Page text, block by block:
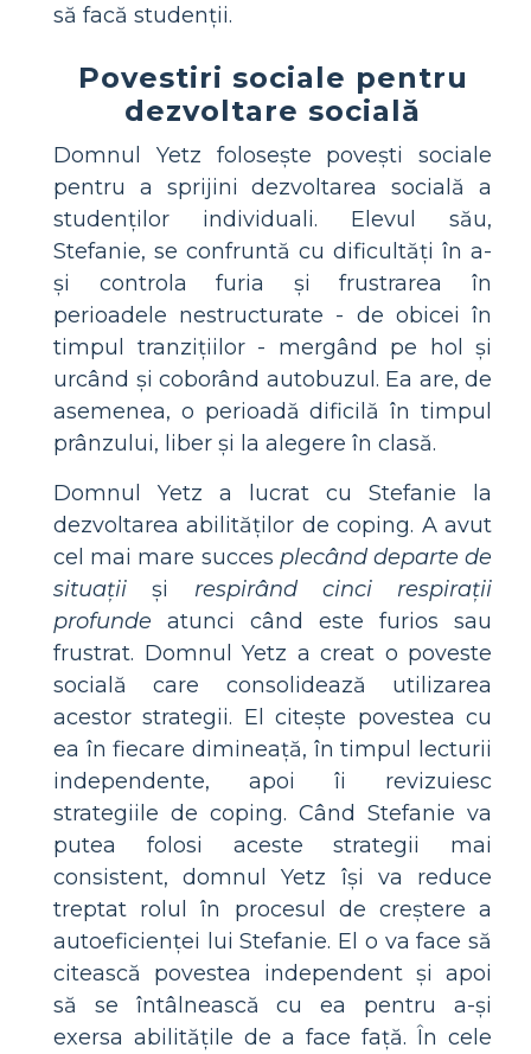
să facă studenții.
Povestiri sociale pentru
dezvoltare socială
Domnul Yetz folosește povești sociale
pentru a sprijini dezvoltarea socială a
studenților individuali. Elevul său,
Stefanie, se confruntă cu dificultăți în a-
și controla furia și frustrarea în
perioadele nestructurate - de obicei în
timpul tranzițiilor - mergând pe hol și
urcând și coborând autobuzul. Ea are, de
asemenea, o perioadă dificilă în timpul
prânzului, liber și la alegere în clasă.
Domnul Yetz a lucrat cu Stefanie la
dezvoltarea abilităților de coping. A avut
cel mai mare succes plecând departe de
situații și respirând cinci respirații
profunde atunci când este furios sau
frustrat. Domnul Yetz a creat o poveste
socială care consolidează utilizarea
acestor strategii. El citește povestea cu
ea în fiecare dimineață, în timpul lecturii
independente, apoi îi revizuiesc
strategiile de coping. Când Stefanie va
putea folosi aceste strategii mai
consistent, domnul Yetz își va reduce
treptat rolul în procesul de creștere a
autoeficienței lui Stefanie. El o va face să
citească povestea independent și apoi
să se întâlnească cu ea pentru a-și
exersa abilitățile de a face față. În cele